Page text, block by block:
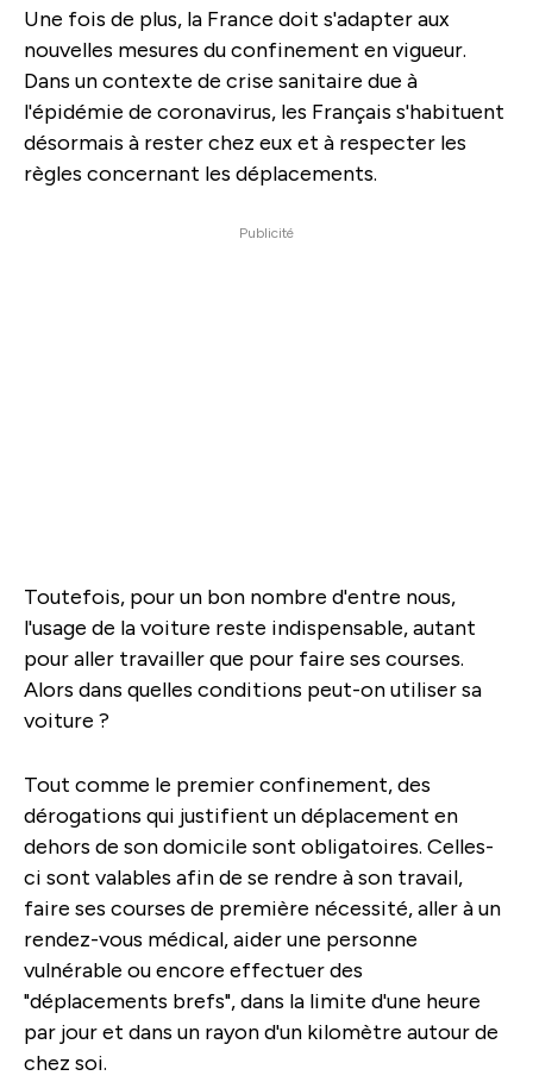
Une fois de plus, la France doit s'adapter aux
nouvelles mesures du confinement en vigueur.
Dans un contexte de crise sanitaire due à
l'épidémie de coronavirus, les Français s'habituent
désormais à rester chez eux et à respecter les
règles concernant les déplacements.
Publicité
Toutefois, pour un bon nombre d'entre nous,
l'usage de la voiture reste indispensable, autant
pour aller travailler que pour faire ses courses.
Alors dans quelles conditions peut-on utiliser sa
voiture ?
Tout comme le premier confinement, des
dérogations qui justifient un déplacement en
dehors de son domicile sont obligatoires. Celles-
ci sont valables afin de se rendre à son travail,
faire ses courses de première nécessité, aller à un
rendez-vous médical, aider une personne
vulnérable ou encore effectuer des
"déplacements brefs", dans la limite d'une heure
par jour et dans un rayon d'un kilomètre autour de
chez soi.